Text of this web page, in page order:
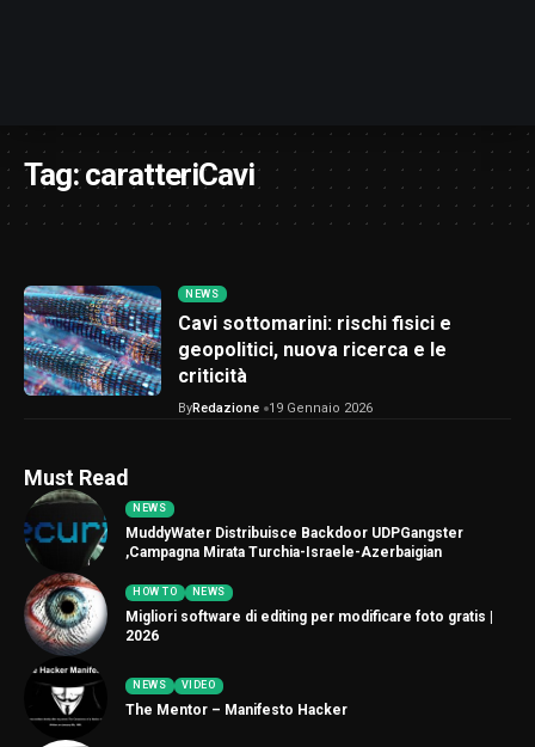
Tag:caratteriCavi
NEWS
Cavi sottomarini: rischi fisici e
geopolitici, nuova ricerca e le
criticità
ByRedazione 19 Gennaio 2026
Must Read
NEWS
MuddyWater Distribuisce Backdoor UDPGangster
,Campagna Mirata Turchia-Israele-Azerbaigian
HOW TO NEWS
Migliori software di editing per modificare foto gratis |
2026
NEWS VIDEO
The Mentor – Manifesto Hacker